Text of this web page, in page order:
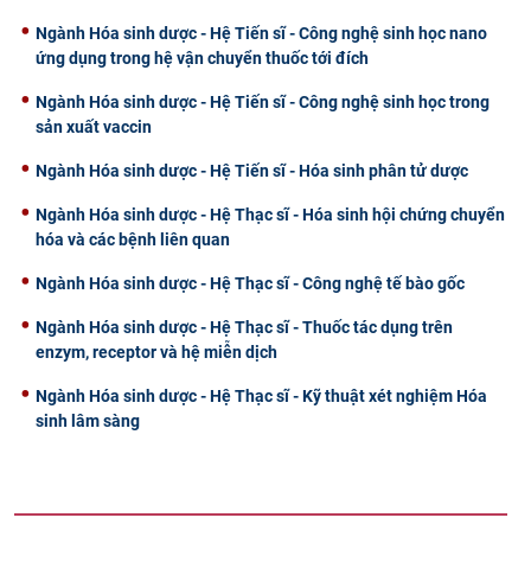
Ngành Hóa sinh dược - Hệ Tiến sĩ - Công nghệ sinh học nano
ứng dụng trong hệ vận chuyển thuốc tới đích
Ngành Hóa sinh dược - Hệ Tiến sĩ - Công nghệ sinh học trong
sản xuất vaccin
Ngành Hóa sinh dược - Hệ Tiến sĩ - Hóa sinh phân tử dược
Ngành Hóa sinh dược - Hệ Thạc sĩ - Hóa sinh hội chứng chuyển
hóa và các bệnh liên quan
Ngành Hóa sinh dược - Hệ Thạc sĩ - Công nghệ tế bào gốc
Ngành Hóa sinh dược - Hệ Thạc sĩ - Thuốc tác dụng trên
enzym, receptor và hệ miễn dịch
Ngành Hóa sinh dược - Hệ Thạc sĩ - Kỹ thuật xét nghiệm Hóa
sinh lâm sàng